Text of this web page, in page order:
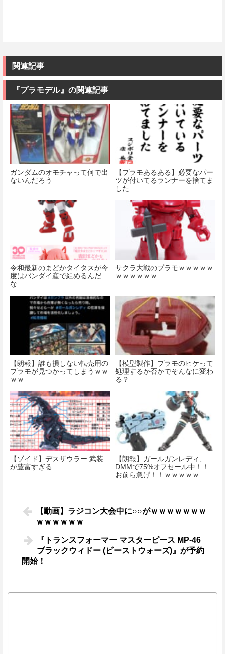
関連記事
『プラモデル』の関連記事
ガンダムのオモチャって何で出
ないんだろう
【プラモあるある】必要なパー
ツが付いてるランナーを捨てま
した
令和最新のまどかタイタスが今
度はバンダイ産で組めるんだ
な…
サクラ大戦のプラモｗｗｗｗｗ
ｗｗｗｗｗｗ
【朗報】誰も損しない転売用の
プラモが見つかってしまうｗｗ
ｗｗ
【模型製作】プラモのヒケって
処理するか否かでそんなに変わ
る？
【ゾイド】デスザウラー 武装
が豊富すぎる
【朗報】ガールガンレディ、
DMMで75%オフセール中！！
お前ら急げ！！ｗｗｗｗｗ
【動画】ラジコン大会中に○○がｗｗｗｗｗｗｗ
ｗｗｗｗｗｗ
『トランスフォーマー マスターピース MP-46
ブラックウィドー (ビーストウォーズ)』が予約
開始！